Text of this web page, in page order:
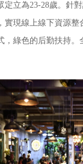
為23-28歲。針對
線上線下資源整
綠色的后勤扶持